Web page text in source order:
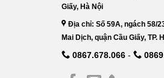
Giấy, Hà Nội
Địa chỉ: Số 59A, ngách 58/
Mai Dịch, quận Cầu Giấy, TP.
0867.678.066 -